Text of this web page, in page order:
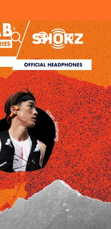
Se Connecter
Créer Un Compte
Suivi Des Commandes